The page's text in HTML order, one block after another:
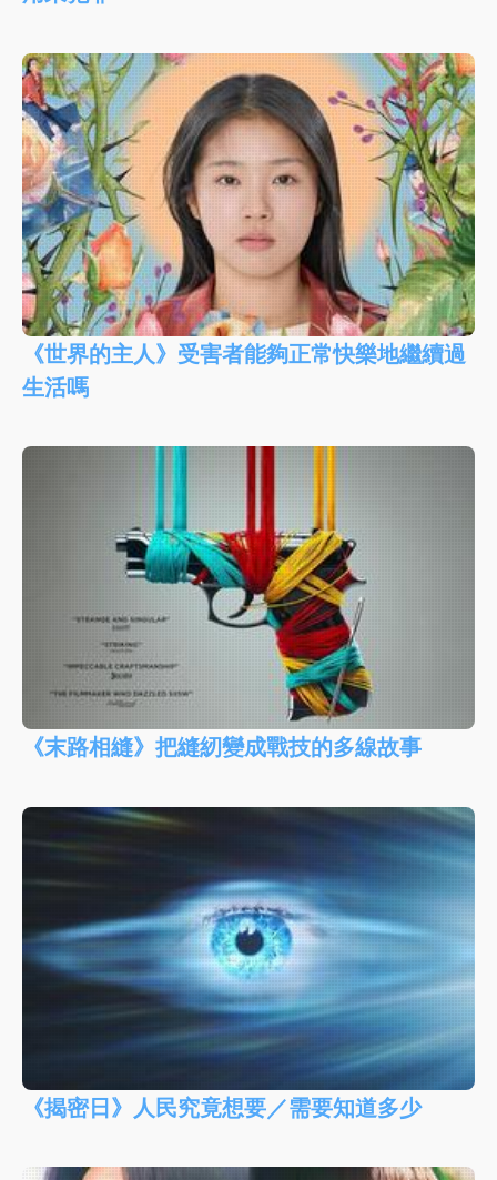
《世界的主人》受害者能夠正常快樂地繼續過
生活嗎
《末路相縫》把縫紉變成戰技的多線故事
《揭密日》人民究竟想要／需要知道多少